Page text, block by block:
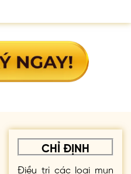
CHỈ ĐỊNH
Điều trị các loại mụn